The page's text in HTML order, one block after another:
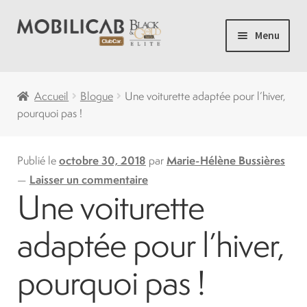
Aller
Aller
Menu
Camping
Voiturette de Golf
Ouvrir
Voiturettes Neuves
enfant
Pièces
Ouvrir
le
Solde
Accueil Blogue
Une voiturette adaptée pour l’hiver,
pourquoi pas !
Publié leoctobre 30, 2018 parMarie-Hélène Bussières
— Laisser un commentaire
Une voiturette
adaptée pour l’hiver,
pourquoi pas !